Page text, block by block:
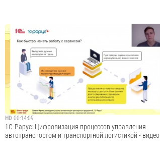
Выступление Душкина Романа Викторовича, главного
архитектора Интеллектуальных транспортных систем
ООО «Ростелематика» на форуме «Транспорт Урала» с
докладом «Платформа V2X как важная составляющая
перехода к цифровому транспорту».#Транспорт ...
Cмотреть видео
HD 00:14:09
1С-Рарус: Цифровизация процессов управления
автотранспортом и транспортной логистикой - видео